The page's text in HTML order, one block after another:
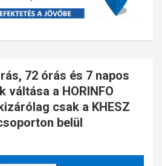
72 órás és 7 napos
váltása a HORINFO
csak a KHESZ
belül